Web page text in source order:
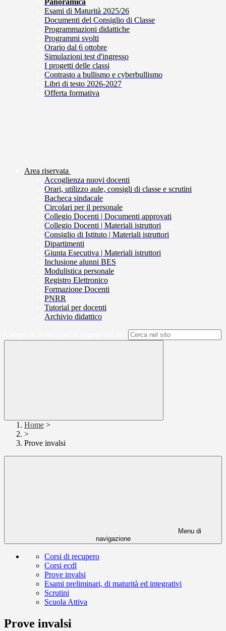
Panoramica
Esami di Maturità 2025/26
Documenti del Consiglio di Classe
Programmazioni didattiche
Programmi svolti
Orario dal 6 ottobre
Simulazioni test d'ingresso
I progetti delle classi
Contrasto a bullismo e cyberbullismo
Libri di testo 2026-2027
Offerta formativa
Area riservata
Accoglienza nuovi docenti
Orari, utilizzo aule, consigli di classe e scrutini
Bacheca sindacale
Circolari per il personale
Collegio Docenti | Documenti approvati
Collegio Docenti | Materiali istruttori
Consiglio di Istituto | Materiali istruttori
Dipartimenti
Giunta Esecutiva | Materiali istruttori
Inclusione alunni BES
Modulistica personale
Registro Elettronico
Formazione Docenti
PNRR
Tutorial per docenti
Archivio didattico
Home >
>
Prove invalsi
Menu di
navigazione
Corsi di recupero
Corsi ecdl
Prove invalsi
Esami preliminari, di maturità ed integrativi
Scrutini
Scuola Attiva
Prove invalsi